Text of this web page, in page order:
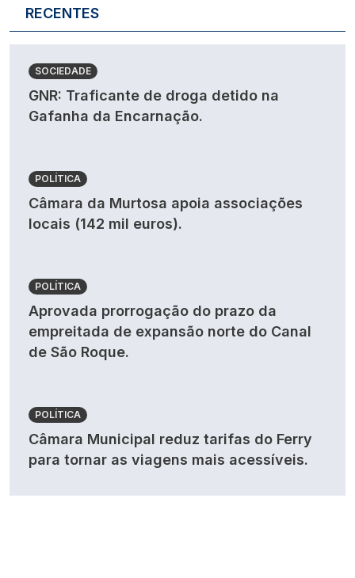
RECENTES
SOCIEDADE
GNR: Traficante de droga detido na
Gafanha da Encarnação.
POLÍTICA
Câmara da Murtosa apoia associações
locais (142 mil euros).
POLÍTICA
Aprovada prorrogação do prazo da
empreitada de expansão norte do Canal
de São Roque.
POLÍTICA
Câmara Municipal reduz tarifas do Ferry
para tornar as viagens mais acessíveis.